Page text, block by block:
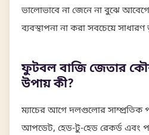
ভালোভাবে না জেনে না বুঝে
ব্যবস্থাপনা না করা সবচেয়ে
ফুটবল বাজি জেতার
উপায় কী?
ম্যাচের আগে দলগুলোর সাম্প্রতিক
আপডেট, হেড-টু-হেড রেকর্ড এবং